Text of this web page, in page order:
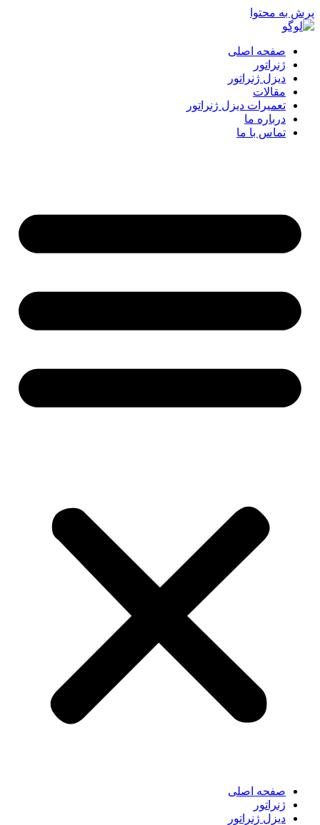
پرش به محتوا
صفحه اصلی
ژنراتور
دیزل ژنراتور
مقالات
تعمیرات دیزل ژنراتور
درباره ما
تماس با ما
صفحه اصلی
ژنراتور
دیزل ژنراتور